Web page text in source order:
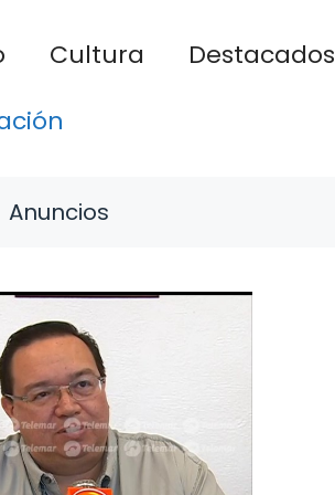
Cultura Destacados
Anuncios